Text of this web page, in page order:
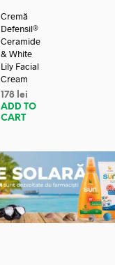
Cremă
Defensil®
Ceramide
& White
Lily Facial
Cream
178 lei
ADD TO
CART